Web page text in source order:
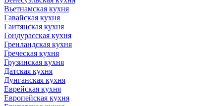
Вьетнамская кухня
Гавайская кухня
Гаитянская кухня
Гондурасская кухня
Гренландская кухня
Греческая кухня
Грузинская кухня
Датская кухня
Дунганская кухня
Еврейская кухня
Европейская кухня